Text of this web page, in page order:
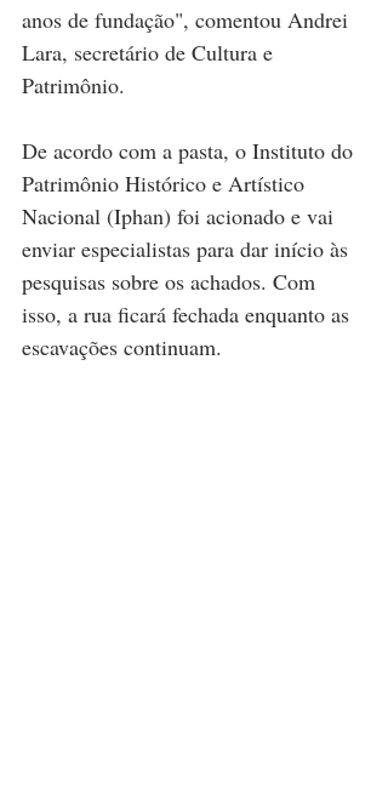
anos de fundação", comentou Andrei
Lara, secretário de Cultura e
Patrimônio.
De acordo com a pasta, o Instituto do
Patrimônio Histórico e Artístico
Nacional (Iphan) foi acionado e vai
enviar especialistas para dar início às
pesquisas sobre os achados. Com
isso, a rua ficará fechada enquanto as
escavações continuam.